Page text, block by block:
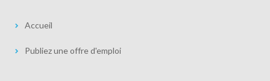
Accueil
Publiez une offre d'emploi